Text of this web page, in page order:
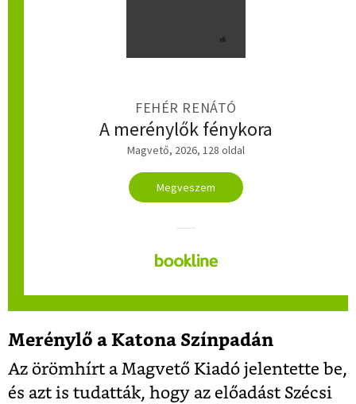
FEHÉR RENÁTÓ
A merénylők fénykora
Magvető, 2026, 128 oldal
Megveszem
Merénylő a Katona Színpadán
Az örömhírt a Magvető Kiadó jelentette be,
és azt is tudatták, hogy az előadást Szécsi